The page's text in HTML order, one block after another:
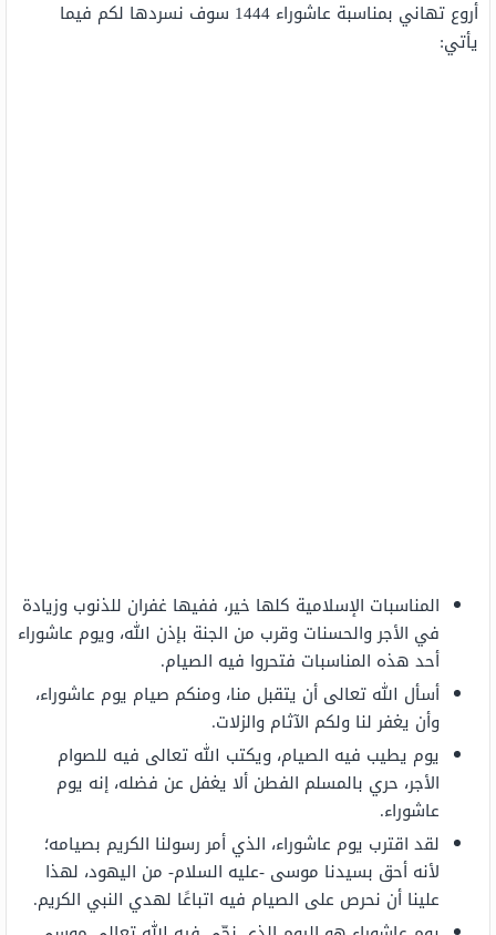
أروع تهاني بمناسبة عاشوراء 1444 سوف نسردها لكم فيما
يأتي:
المناسبات الإسلامية كلها خير، ففيها غفران للذنوب وزيادة
في الأجر والحسنات وقرب من الجنة بإذن الله، ويوم عاشوراء
أحد هذه المناسبات فتحروا فيه الصيام.
أسأل الله تعالى أن يتقبل منا، ومنكم صيام يوم عاشوراء،
وأن يغفر لنا ولكم الآثام والزلات.
يوم يطيب فيه الصيام، ويكتب الله تعالى فيه للصوام
الأجر، حري بالمسلم الفطن ألا يغفل عن فضله، إنه يوم
عاشوراء.
لقد اقترب يوم عاشوراء، الذي أمر رسولنا الكريم بصيامه؛
لأنه أحق بسيدنا موسى -عليه السلام- من اليهود، لهذا
علينا أن نحرص على الصيام فيه اتباعًا لهدي النبي الكريم.